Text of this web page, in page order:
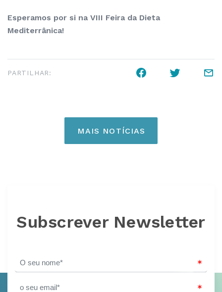
Esperamos por si na VIII Feira da Dieta
Mediterrânica!
PARTILHAR:
MAIS NOTÍCIAS
Subscrever Newsletter